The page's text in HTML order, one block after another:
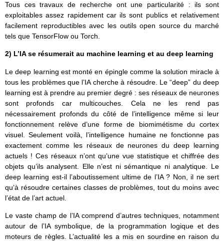
Tous ces travaux de recherche ont une particularité : ils sont
exploitables assez rapidement car ils sont publics et relativement
facilement reproductibles avec les outils open source du marché
tels que TensorFlow ou Torch.
2) L’IA se résumerait au machine learning et au deep learning
Le deep learning est monté en épingle comme la solution miracle à
tous les problèmes que l’IA cherche à résoudre. Le “deep” du deep
learning est à prendre au premier degré : ses réseaux de neurones
sont profonds car multicouches. Cela ne les rend pas
nécessairement profonds du côté de l’intelligence même si leur
fonctionnement relève d’une forme de biomimétisme du cortex
visuel. Seulement voilà, l’intelligence humaine ne fonctionne pas
exactement comme les réseaux de neurones du deep learning
actuels ! Ces réseaux n’ont qu’une vue statistique et chiffrée des
objets qu’ils analysent. Elle n’est ni sémantique ni analytique. Le
deep learning est-il l’aboutissement ultime de l’IA ? Non, il ne sert
qu’à résoudre certaines classes de problèmes, tout du moins avec
l’état de l’art actuel.
Le vaste champ de l’IA comprend d’autres techniques, notamment
autour de l’IA symbolique, de la programmation logique et des
moteurs de règles. L’actualité les a mis en sourdine en raison du